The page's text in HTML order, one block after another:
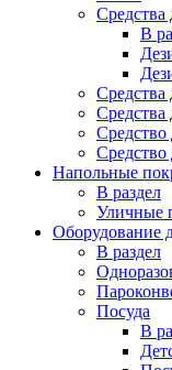
Средства
В
Средства
Средства
Средство
Средство
Напольные
В раздел
Уличные
Оборудование
В раздел
Посуда
В